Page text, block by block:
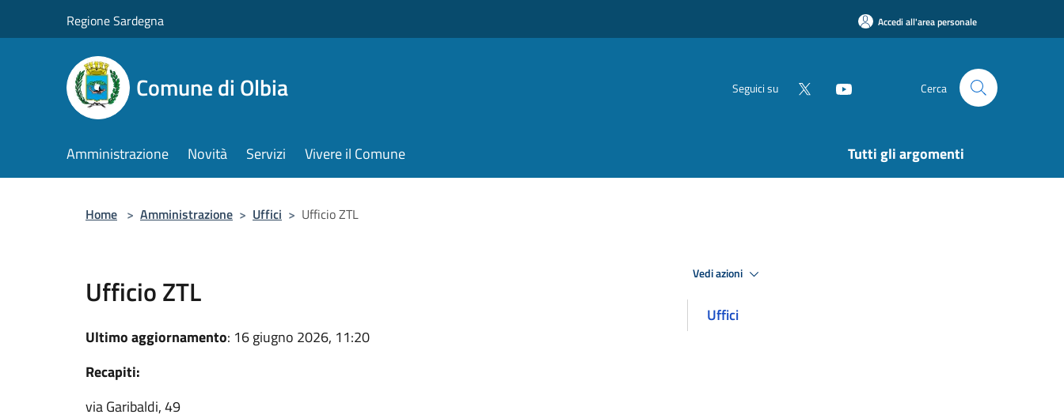
Regione Sardegna Accedi all'area personale
Comune di Olbia Seguici su Cerca
Amministrazione Novità Servizi Vivere il Comune Tutti gli argomenti
Home > Amministrazione > Uffici > Ufficio ZTL
Ufficio ZTL
Ultimo aggiornamento: 16 giugno 2026, 11:20
Recapiti:
via Garibaldi, 49
Vedi azioni
Uffici